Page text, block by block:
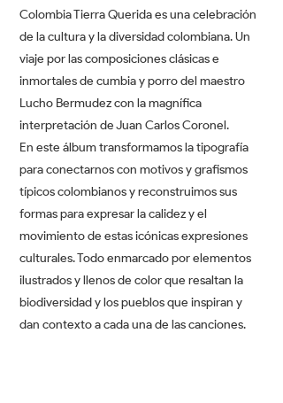
Colombia Tierra Querida es una celebración
de la cultura y la diversidad colombiana. Un
viaje por las composiciones clásicas e
inmortales de cumbia y porro del maestro
Lucho Bermudez con la magnífica
interpretación de Juan Carlos Coronel.
En este álbum transformamos la tipografía
para conectarnos con motivos y grafismos
típicos colombianos y reconstruimos sus
formas para expresar la calidez y el
movimiento de estas icónicas expresiones
culturales. Todo enmarcado por elementos
ilustrados y llenos de color que resaltan la
biodiversidad y los pueblos que inspiran y
dan contexto a cada una de las canciones.